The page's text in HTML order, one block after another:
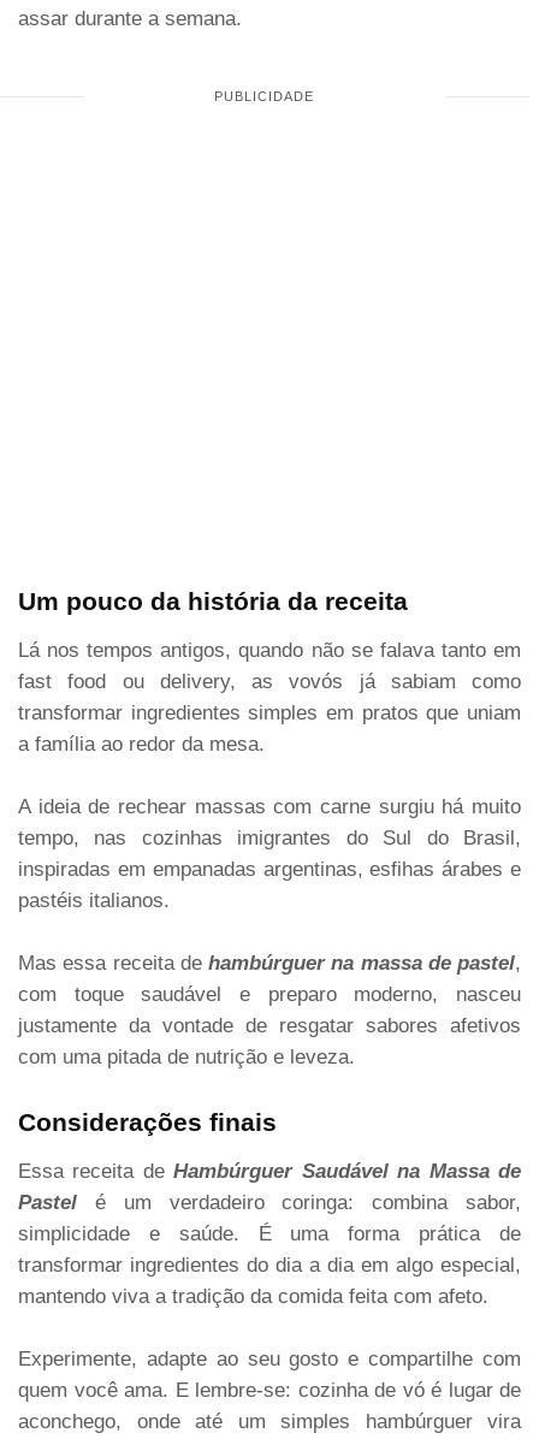
assar durante a semana.
Um pouco da história da receita
Lá nos tempos antigos, quando não se falava tanto em
fast food ou delivery, as vovós já sabiam como
transformar ingredientes simples em pratos que uniam
a família ao redor da mesa.
A ideia de rechear massas com carne surgiu há muito
tempo, nas cozinhas imigrantes do Sul do Brasil,
inspiradas em empanadas argentinas, esfihas árabes e
pastéis italianos.
Mas essa receita de hambúrguer na massa de pastel,
com toque saudável e preparo moderno, nasceu
justamente da vontade de resgatar sabores afetivos
com uma pitada de nutrição e leveza.
Considerações finais
Essa receita deHambúrguer Saudável na Massa de
Pastel é um verdadeiro coringa: combina sabor,
simplicidade e saúde. É uma forma prática de
transformar ingredientes do dia a dia em algo especial,
mantendo viva a tradição da comida feita com afeto.
Experimente, adapte ao seu gosto e compartilhe com
quem você ama. E lembre-se: cozinha de vó é lugar de
aconchego, onde até um simples hambúrguer vira